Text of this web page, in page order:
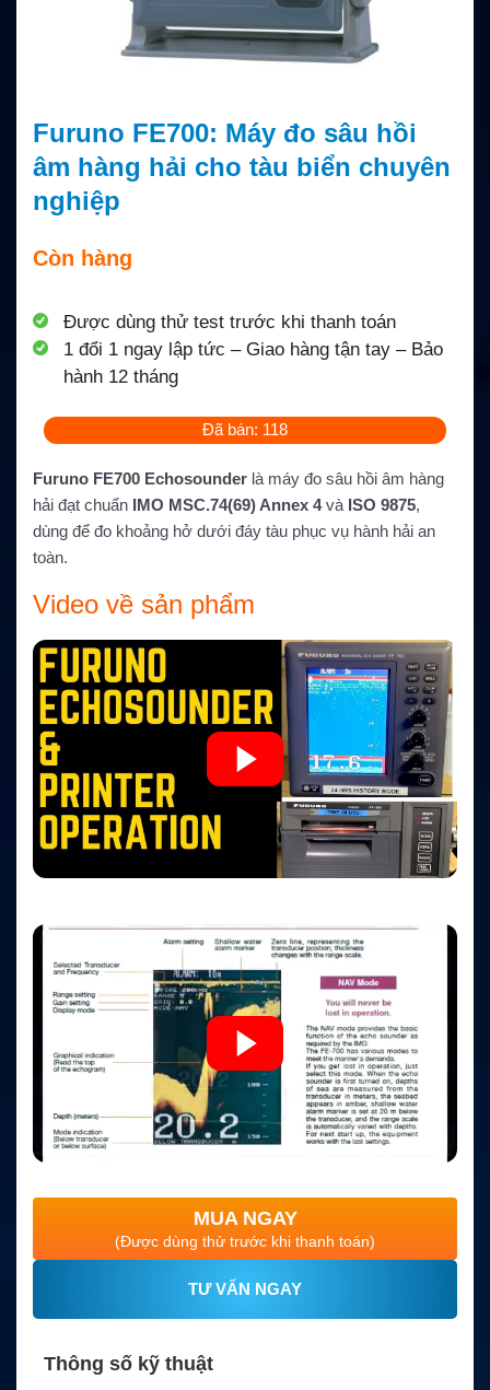
Furuno FE700: Máy đo sâu hồi
âm hàng hải cho tàu biển chuyên
nghiệp
Còn hàng
Được dùng thử test trước khi thanh toán
1 đổi 1 ngay lập tức – Giao hàng tận tay – Bảo
hành 12 tháng
Đã bán: 118
Furuno FE700 Echosounder là máy đo sâu hồi âm hàng
hải đạt chuẩn IMO MSC.74(69) Annex 4và ISO 9875,
dùng để đo khoảng hở dưới đáy tàu phục vụ hành hải an
toàn.
Video về sản phẩm
MUA NGAY
(Được dùng thử trước khi thanh toán)
TƯ VẤN NGAY
Thông số kỹ thuật